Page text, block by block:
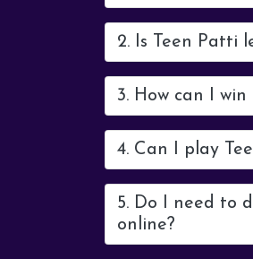
2. Is Teen Patti
3. How can I
4. Can I play
5. Do I need to
online?